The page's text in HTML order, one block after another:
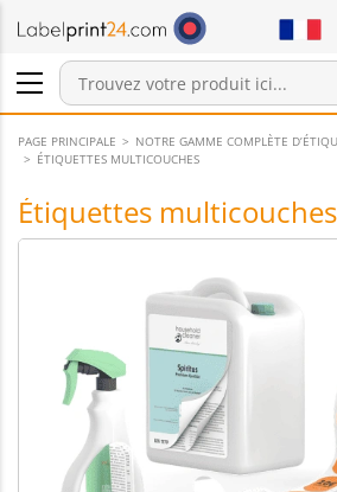
Connexion / Inscription
Produits dans le panier
Annonces
PAGE PRINCIPALE
NOTRE GAMME COMPLÈTE
ÉTIQUETTES MULTICOUCHES
Étiquettes multicouches